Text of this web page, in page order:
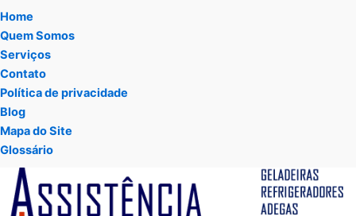
Home
Quem Somos
Serviços
Contato
Política de privacidade
Blog
Mapa do Site
Glossário
Tocador